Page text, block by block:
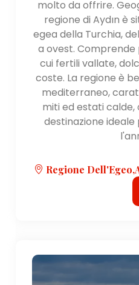
molto da offrire.
regione di Aydın è
egea della Turchia,
a ovest. Comprende
cui fertili vallate,
coste. La regione è
mediterraneo,
miti ed estati calde,
destinazione
Regione